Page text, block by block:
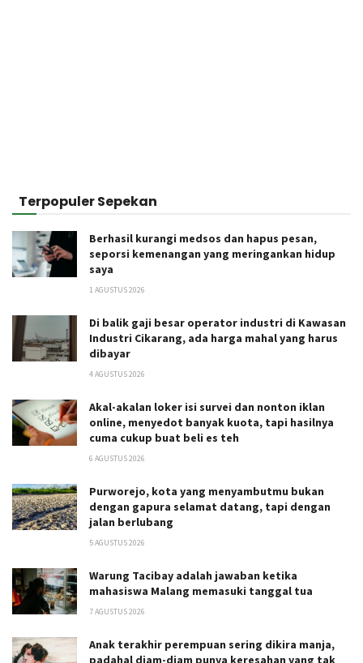
Terpopuler Sepekan
Berhasil kurangi medsos dan hapus pesan,
seporsi kemenangan yang meringankan hidup
saya
1 AGUSTUS 2026
Di balik gaji besar operator industri di Kawasan
Industri Cikarang, ada harga mahal yang harus
dibayar
4 AGUSTUS 2026
Akal-akalan loker isi survei dan nonton iklan
online, menyedot banyak kuota, tapi hasilnya
cuma cukup buat beli es teh
6 AGUSTUS 2026
Purworejo, kota yang menyambutmu bukan
dengan gapura selamat datang, tapi dengan
jalan berlubang
5 AGUSTUS 2026
Warung Tacibay adalah jawaban ketika
mahasiswa Malang memasuki tanggal tua
7 AGUSTUS 2026
Anak terakhir perempuan sering dikira manja,
padahal diam-diam punya keresahan yang tak